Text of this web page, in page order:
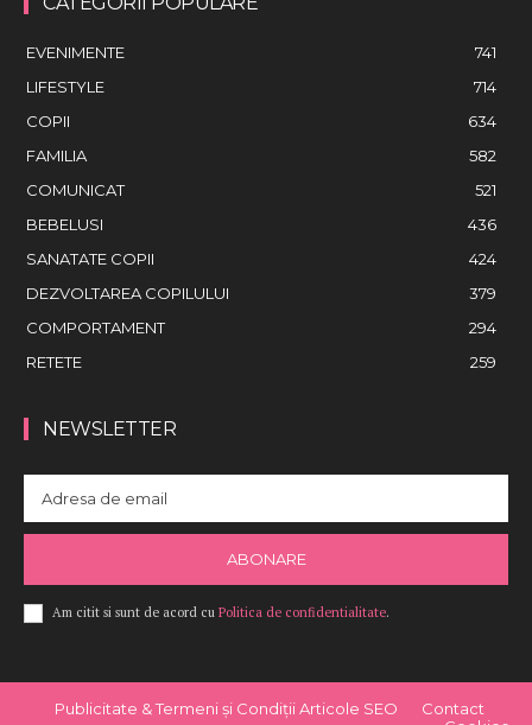
EVENIMENTE
741
LIFESTYLE
714
COPII
634
FAMILIA
582
COMUNICAT
521
BEBELUSI
436
SANATATE COPII
424
DEZVOLTAREA COPILULUI
379
COMPORTAMENT
294
RETETE
259
NEWSLETTER
ABONARE
Am citit si sunt de acord cu Politica de confidentialitate.
Publicitate & Termeni și Condiții Articole SEO
Contact